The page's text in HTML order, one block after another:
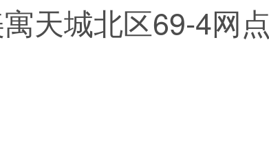
天城北区69-4网点